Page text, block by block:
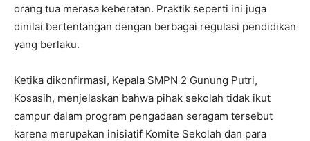
orang tua merasa keberatan. Praktik seperti ini juga
dinilai bertentangan dengan berbagai regulasi pendidikan
yang berlaku.
Ketika dikonfirmasi, Kepala SMPN 2 Gunung Putri,
Kosasih, menjelaskan bahwa pihak sekolah tidak ikut
campur dalam program pengadaan seragam tersebut
karena merupakan inisiatif Komite Sekolah dan para